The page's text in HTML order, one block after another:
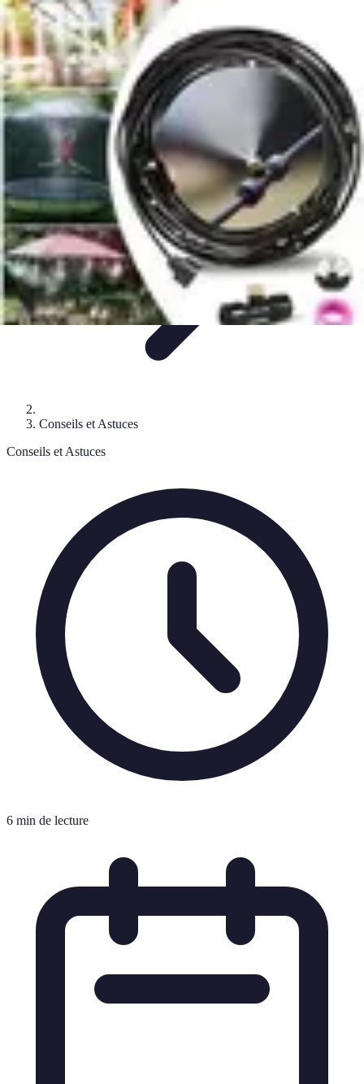
Système Irrigation
Installation
Maintenance Innovations en irrigationInstallation et
RéglagesEntretien et Maintenance
Système Irrigation
Conseils et Astuces
Conseils et Astuces
6 min de lecture